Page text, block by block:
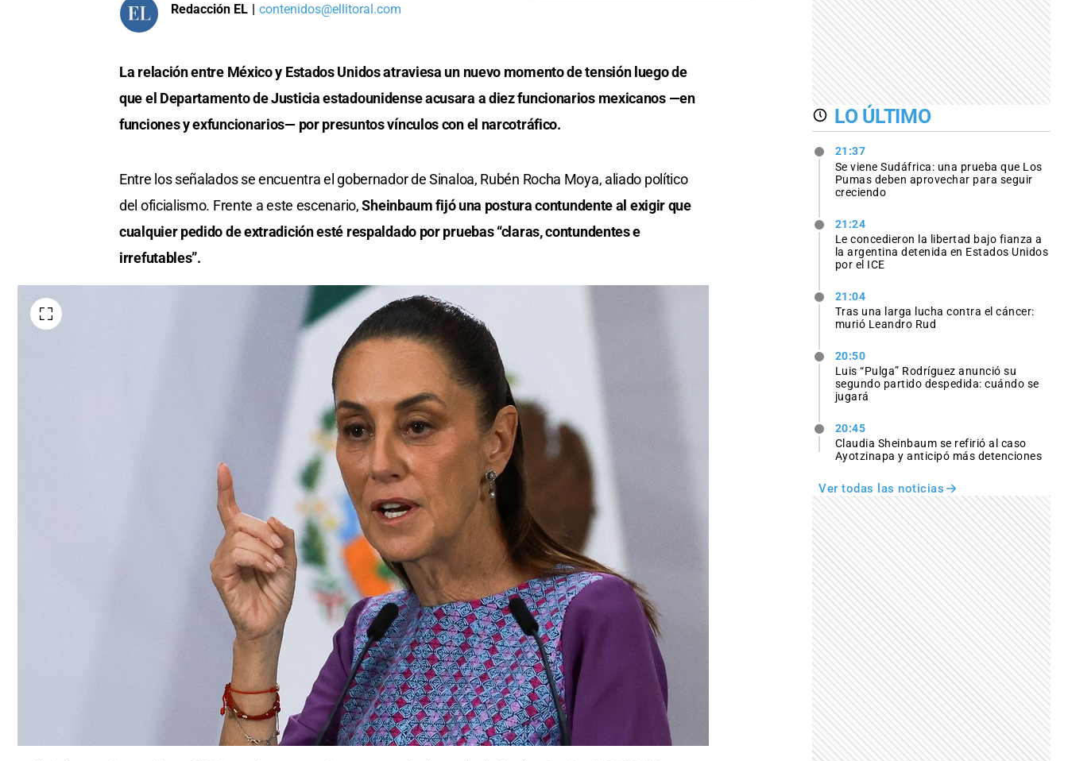
Redacción EL | contenidos@ellitoral.com
La relación entre México y Estados Unidos atraviesa un nuevo momento de tensión luego de
que el Departamento de Justicia estadounidense acusara a diez funcionarios mexicanos —en
funciones y exfuncionarios— por presuntos vínculos con el narcotráfico.
Entre los señalados se encuentra el gobernador de Sinaloa, Rubén Rocha Moya, aliado político
del oficialismo. Frente a este escenario,Sheinbaum fijó una postura contundente al exigir que
cualquier pedido de extradición esté respaldado por pruebas “claras, contundentes e
irrefutables”.
LO ÚLTIMO
21:37
Se viene Sudáfrica: una prueba que Los
Pumas deben aprovechar para seguir
creciendo
21:24
Le concedieron la libertad bajo fianza a
la argentina detenida en Estados Unidos
por el ICE
21:04
Tras una larga lucha contra el cáncer:
murió Leandro Rud
20:50
Luis “Pulga” Rodríguez anunció su
segundo partido despedida: cuándo se
jugará
20:45
Claudia Sheinbaum se refirió al caso
Ayotzinapa y anticipó más detenciones
Ver todas las noticias